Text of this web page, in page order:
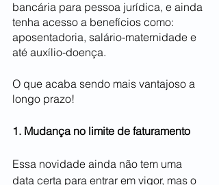
bancária para pessoa jurídica, e ainda
tenha acesso a benefícios como:
aposentadoria, salário-maternidade e
até auxílio-doença.
O que acaba sendo mais vantajoso a
longo prazo!
1. Mudança no limite de faturamento
Essa novidade ainda não tem uma
data certa para entrar em vigor, mas o